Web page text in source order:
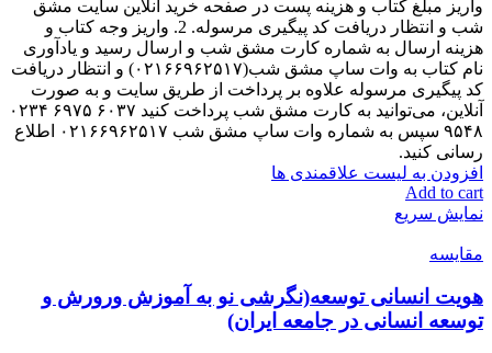
واریز مبلغ کتاب و هزینه پست در صفحه خرید آنلاین سایت مشق
شب و انتظار دریافت کد پیگیری مرسوله. 2. واریز وجه کتاب و
هزینه ارسال به شماره کارت مشق شب و ارسال رسید و یادآوری
نام کتاب به وات ساپ مشق شب(۰۲۱۶۶۹۶۲۵۱۷) و انتظار دریافت
کد پیگیری مرسوله علاوه بر پرداخت از طریق سایت و به صورت
آنلاین، می‌توانید به کارت مشق شب پرداخت کنید ۶۰۳۷ ۶۹۷۵ ۰۲۳۴
۹۵۴۸ سپس به شماره وات ساپ مشق شب ۰۲۱۶۶۹۶۲۵۱۷ اطلاع
رسانی کنید.
افزودن به لیست علاقمندی ها
Add to cart
نمایش سریع
مقایسه
هویت انسانی توسعه(نگرشی نو به آموزش ورورش و
توسعه انسانی در جامعه ایران)